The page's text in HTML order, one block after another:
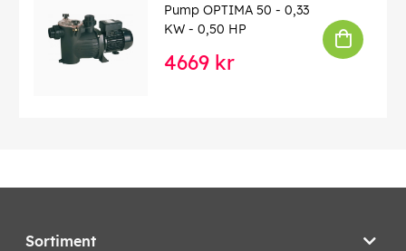
Pump OPTIMA 50 - 0,33
KW - 0,50 HP
4669 kr
Sortiment